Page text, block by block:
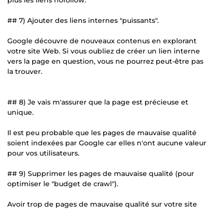
## 7) Ajouter des liens internes "puissants".
Google découvre de nouveaux contenus en explorant
votre site Web. Si vous oubliez de créer un lien interne
vers la page en question, vous ne pourrez peut-être pas
la trouver.
## 8) Je vais m'assurer que la page est précieuse et
unique.
Il est peu probable que les pages de mauvaise qualité
soient indexées par Google car elles n'ont aucune valeur
pour vos utilisateurs.
## 9) Supprimer les pages de mauvaise qualité (pour
optimiser le "budget de crawl").
Avoir trop de pages de mauvaise qualité sur votre site